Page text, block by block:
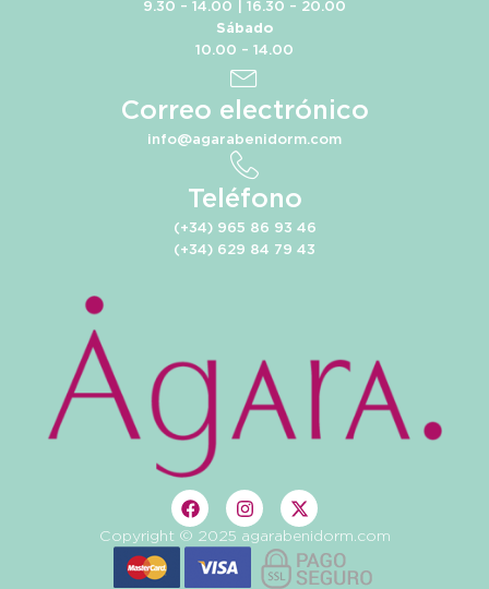
9.30 – 14.00 | 16.30 – 20.00
Sábado
10.00 – 14.00
Correo electrónico
info@agarabenidorm.com
Teléfono
(+34) 965 86 93 46
(+34) 629 84 79 43
Copyright © 2025 agarabenidorm.com